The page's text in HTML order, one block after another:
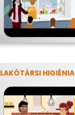
LAKÓTÁRSI HIGIÉNIA